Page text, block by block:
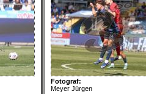
Fotograf:
Meyer Jürgen